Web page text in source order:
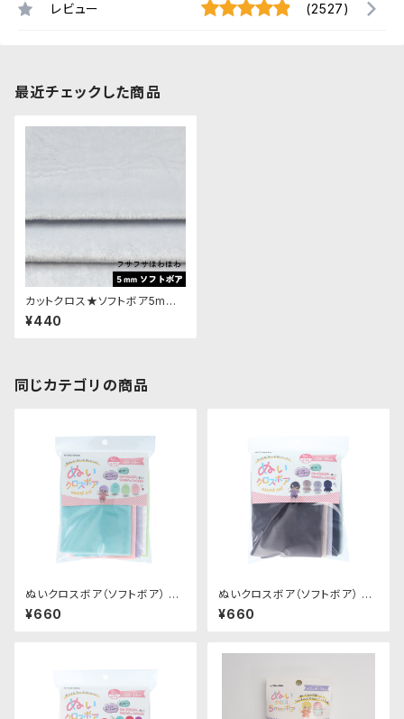
レビュー (2527)
最近チェックした商品
カットクロス★ソフトボア5mm
(ホワイトブルー)LB043 ボア生
地 50cm × 45cm
¥440
同じカテゴリの商品
ぬいクロスボア（ソフトボア） ア
ソートセット（パステルカラー）｜
清原株式会社
¥660
ぬいクロスボア（ソフトボア） ア
ソートセット（ニュアンスカラー）
｜清原株式会社
¥660